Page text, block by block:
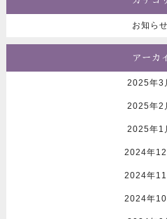
お知らせ
アーカ
2025年3
2025年2
2025年1
2024年12
2024年11
2024年10